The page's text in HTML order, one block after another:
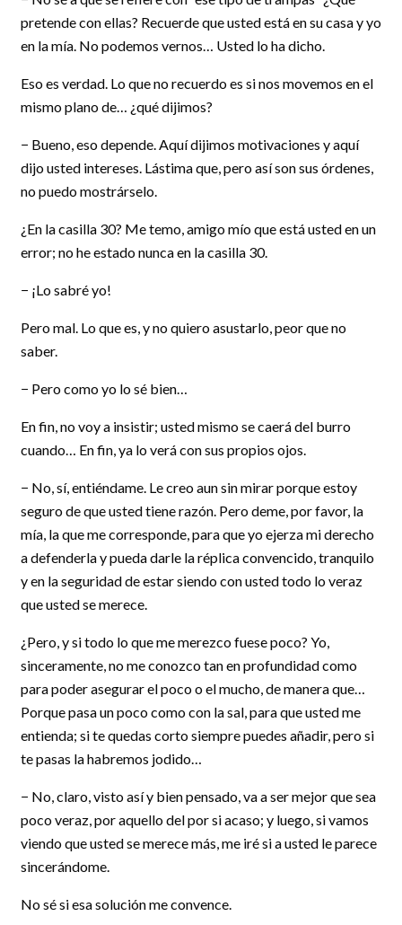
pretende con ellas? Recuerde que usted está en su casa y yo
en la mía. No podemos vernos… Usted lo ha dicho.
Eso es verdad. Lo que no recuerdo es si nos movemos en el
mismo plano de… ¿qué dijimos?
− Bueno, eso depende. Aquí dijimos motivaciones y aquí
dijo usted intereses. Lástima que, pero así son sus órdenes,
no puedo mostrárselo.
¿En la casilla 30? Me temo, amigo mío que está usted en un
error; no he estado nunca en la casilla 30.
− ¡Lo sabré yo!
Pero mal. Lo que es, y no quiero asustarlo, peor que no
saber.
− Pero como yo lo sé bien…
En fin, no voy a insistir; usted mismo se caerá del burro
cuando… En fin, ya lo verá con sus propios ojos.
− No, sí, entiéndame. Le creo aun sin mirar porque estoy
seguro de que usted tiene razón. Pero deme, por favor, la
mía, la que me corresponde, para que yo ejerza mi derecho
a defenderla y pueda darle la réplica convencido, tranquilo
y en la seguridad de estar siendo con usted todo lo veraz
que usted se merece.
¿Pero, y si todo lo que me merezco fuese poco? Yo,
sinceramente, no me conozco tan en profundidad como
para poder asegurar el poco o el mucho, de manera que…
Porque pasa un poco como con la sal, para que usted me
entienda; si te quedas corto siempre puedes añadir, pero si
te pasas la habremos jodido…
− No, claro, visto así y bien pensado, va a ser mejor que sea
poco veraz, por aquello del por si acaso; y luego, si vamos
viendo que usted se merece más, me iré si a usted le parece
sincerándome.
No sé si esa solución me convence.